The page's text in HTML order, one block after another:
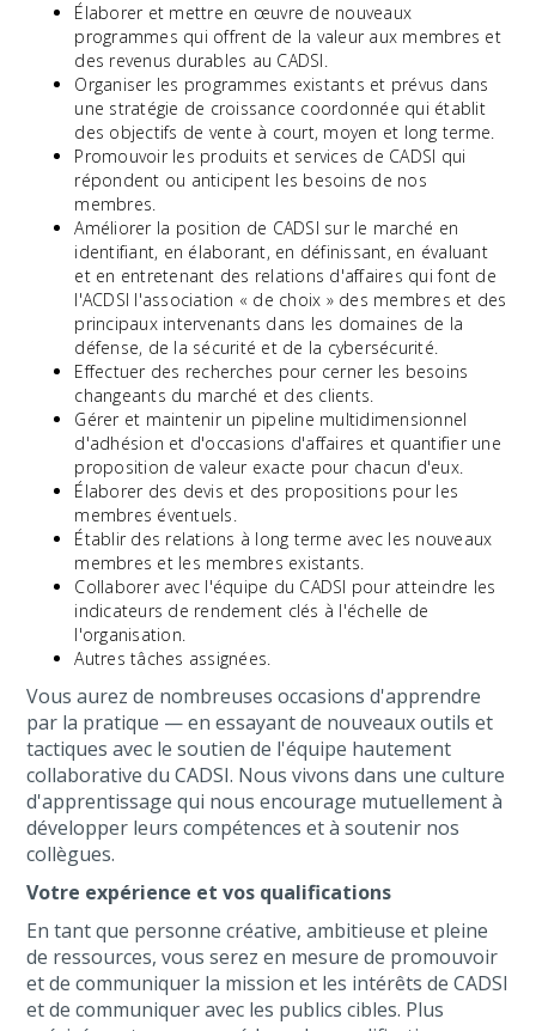
Élaborer et mettre en œuvre de nouveaux
programmes qui offrent de la valeur aux membres et
des revenus durables au CADSI.
Organiser les programmes existants et prévus dans
une stratégie de croissance coordonnée qui établit
des objectifs de vente à court, moyen et long terme.
Promouvoir les produits et services de CADSI qui
répondent ou anticipent les besoins de nos
membres.
Améliorer la position de CADSI sur le marché en
identifiant, en élaborant, en définissant, en évaluant
et en entretenant des relations d'affaires qui font de
l'ACDSI l'association « de choix » des membres et des
principaux intervenants dans les domaines de la
défense, de la sécurité et de la cybersécurité.
Effectuer des recherches pour cerner les besoins
changeants du marché et des clients.
Gérer et maintenir un pipeline multidimensionnel
d'adhésion et d'occasions d'affaires et quantifier une
proposition de valeur exacte pour chacun d'eux.
Élaborer des devis et des propositions pour les
membres éventuels.
Établir des relations à long terme avec les nouveaux
membres et les membres existants.
Collaborer avec l'équipe du CADSI pour atteindre les
indicateurs de rendement clés à l'échelle de
l'organisation.
Autres tâches assignées.
Vous aurez de nombreuses occasions d'apprendre
par la pratique — en essayant de nouveaux outils et
tactiques avec le soutien de l'équipe hautement
collaborative du CADSI. Nous vivons dans une culture
d'apprentissage qui nous encourage mutuellement à
développer leurs compétences et à soutenir nos
collègues.
Votre expérience et vos qualifications
En tant que personne créative, ambitieuse et pleine
de ressources, vous serez en mesure de promouvoir
et de communiquer la mission et les intérêts de CADSI
et de communiquer avec les publics cibles. Plus